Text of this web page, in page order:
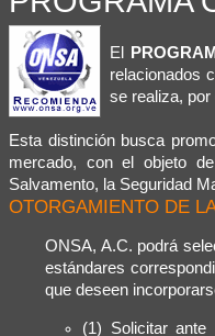
s
e
El
relacionados
se realiza,
Esta distinción busca
mercado, con el objeto
Salvamento, la Seguridad
OTORGAMIENTO DE
ONSA, A.C. podrá
estándares
que deseen
(1) Solicitar